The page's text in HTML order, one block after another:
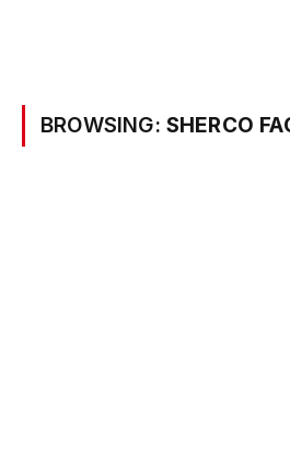
BROWSING: SHERCO